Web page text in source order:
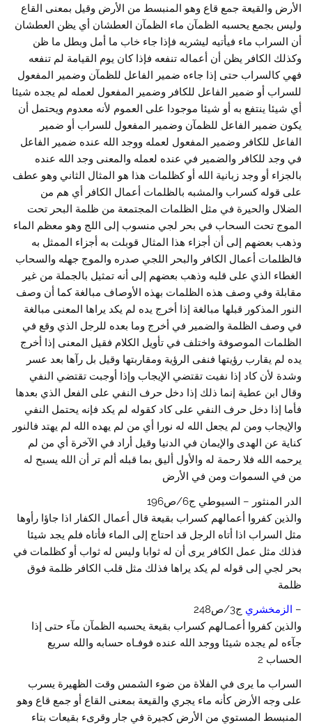
الأرض والقيعة جمع قاع وهو المنبسط من الأرض وقيل بمعنى القاع
وليس بجمع يحسبه الظمآن ماء الظمآن العطشان أي يظن العطشان
أن السراب ماء فيأتيه ليشربه فإذا جاء خاب ما أمل وبطل ما ظن
وكذلك الكافر يظن أن أعماله تنفعه فإذا كان يوم القيامة لم تنفعه
فهي كالسراب حتى إذا جاءه ضمير الفاعل للظمآن وضمير المفعول
للسراب أو ضمير الفاعل للكافر وضمير المفعول لعمله لم يجده شيئا
أي شيئا ينتفع به أو شيئا موجودا على العموم لأنه معدوم ويحتمل أن
يكون ضمير الفاعل للظمآن وضمير المفعول للسراب أو ضمير
الفاعل للكافر وضمير المفعول لعمله ووجد الله عنده ضمير الفاعل
في وجد للكافر والضمير في عنده لعمله والمعنى وجد الله عنده
بالجزاء أو وجد زبانية الله أو كظلمات هذا هو المثال الثاني وهو عطف
على قوله كسراب والمشبه بالظلمات أعمال الكافر أي هم من
الضلال والحيرة في مثل الظلمات المجتمعة من ظلمة البحر تحت
الموج تحت السحاب في بحر لجي منسوب إلى اللج وهو معظم الماء
وذهب بعضهم إلى أن أجزاء هذا المثال قوبلت به أجزاء الممثل به
فالظلمات أعمال الكافر والبحر اللجي صدره والموج جهله والسحاب
الغطاء الذي على قلبه وذهب بعضهم إلى أنه تمثيل بالجملة من غير
مقابلة وفي وصف هذه الظلمات بهذه الأوصاف مبالغة كما أن وصف
النور المذكور قبلها مبالغة إذا أخرج يده لم يكد يراها المعنى مبالغة
في وصف الظلمة والضمير في أخرج وما بعده للرجل الذي وقع في
الظلمات الموصوفة واختلف في تأويل الكلام فقيل المعنى إذا أخرج
يده لم يقارب رؤيتها فنفى الرؤية ومقاربتها وقيل بل رآها بعد عسر
وشدة لأن كاد إذا نفيت تقتضي الإيجاب وإذا أوجبت تقتضي النفي
وقال ابن عطية إنما ذلك إذا دخل حرف النفي على الفعل الذي بعدها
فأما إذا دخل حرف النفي على كاد كقوله لم يكد فإنه يحتمل النفي
والإيجاب ومن لم يجعل الله له نورا أي من لم يهده الله لم يهتد فالنور
كناية عن الهدى والإيمان في الدنيا وقيل أراد في الآخرة أي من لم
يرحمه الله فلا رحمة له والأول أليق بما قبله ألم تر أن الله يسبح له
من في السموات ومن في الأرض
الدر المنثور – السيوطي ج6/ص196
والذين كفروا أعمالهم كسراب بقيعة قال أعمال الكفار اذا جاؤا رأوها
مثل السراب اذا أتاه الرجل قد احتاج إلى الماء فأتاه فلم يجد شيئا
فذلك مثل عمل الكافر يرى أن له ثوابا وليس له ثواب أو كظلمات في
بحر لجي إلى قوله لم يكد يراها فذلك مثل قلب الكافر ظلمة فوق
ظلمة
– الزمخشري ج3/ص248
والذين كفروا أعمـالهم كسراب بقيعة يحسبه الظمآن مآء حتى إذا
جآءه لم يجده شيئا ووجد الله عنده فوفـاه حسابه والله سريع
الحساب 2
السراب ما يرى في الفلاة من ضوء الشمس وقت الظهيرة يسرب
على وجه الأرض كأنه ماء يجري والقيعة بمعنى القاع أو جمع قاع وهو
المنبسط المستوي من الأرض كجيرة في جار وقرىء بقيعات بتاء